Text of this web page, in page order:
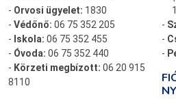
- Orvosi ügyelet: 1830
- Védőnő: 06 75 352 205
- Iskola: 06 75 352 455
- Óvoda: 06 75 352 440
- Körzeti megbízott: 06 20 915
8110
-
-
-